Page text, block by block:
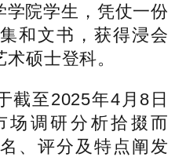
院学生，凭仗一份
和文书，获得浸会
硕士登科。
至2025年4月8日
场调研分析拾掇而
、评分及特点阐发